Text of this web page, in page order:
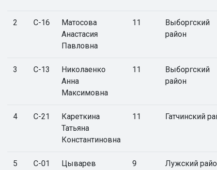
2 С-16
Матосова
Анастасия
Павловна
11
Выборгский
район
3 С-13
Николаенко
Анна
Максимовна
11
Выборгский
район
4 С-21
Кареткина
Татьяна
Константиновна
11 Гатчинский
5 С-01
Цыварев
9 Лужский